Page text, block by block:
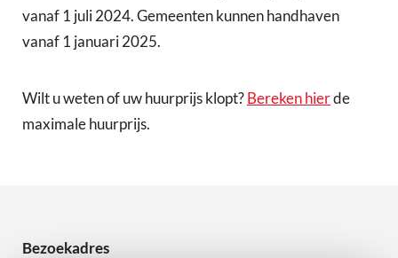
vanaf 1 juli 2024. Gemeenten kunnen handhaven
vanaf 1 januari 2025.
Wilt u weten of uw huurprijs klopt?Bereken hierde
maximale huurprijs.
Bezoekadres